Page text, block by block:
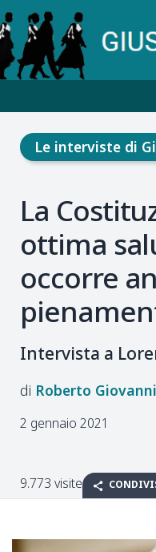
Le interviste di
La
ottima
occorre
Intervista a
Roberto Giovanni
2 gennaio 2021
9.773 visite